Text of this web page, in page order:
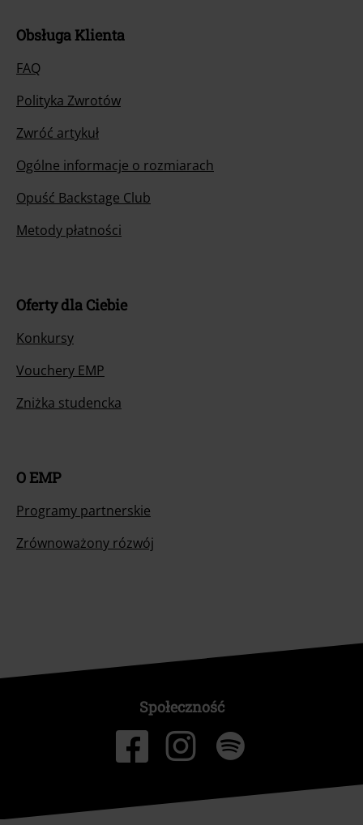
Obsługa Klienta
FAQ
Polityka Zwrotów
Zwróć artykuł
Ogólne informacje o rozmiarach
Opuść Backstage Club
Metody płatności
Oferty dla Ciebie
Konkursy
Vouchery EMP
Zniżka studencka
O EMP
Programy partnerskie
Zrównoważony rózwój
Społeczność